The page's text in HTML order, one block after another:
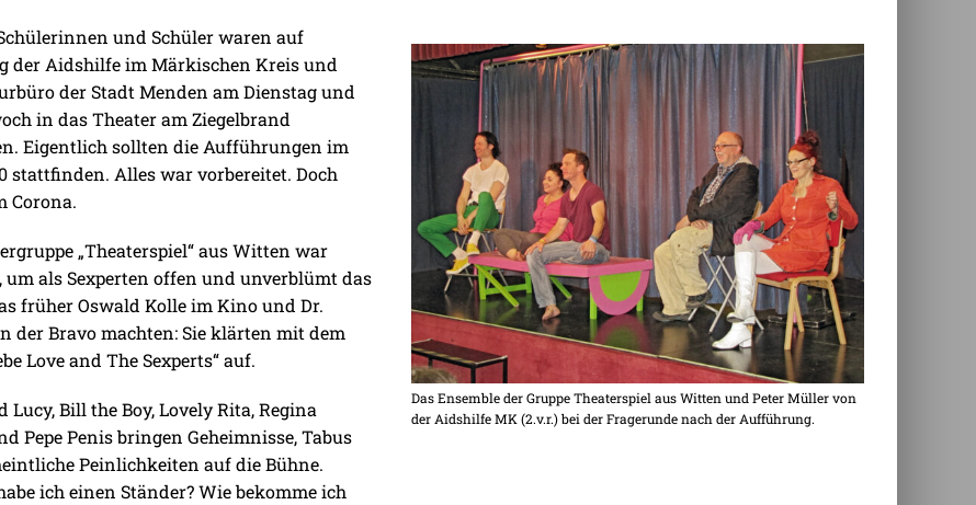
und Schüler waren auf
der Aidshilfe im Märkischen Kreis und
der Stadt Menden am Dienstag und
in das Theater am Ziegelbrand
Eigentlich sollten die Aufführungen im
stattfinden. Alles war vorbereitet. Doch
Corona.
„Theaterspiel“ aus Witten war
um als Sexperten offen und unverblümt das
früher Oswald Kolle im Kino und Dr.
der Bravo machten: Sie klärten mit dem
Love and The Sexperts“ auf.
Lucy, Bill the Boy, Lovely Rita, Regina
Pepe Penis bringen Geheimnisse, Tabus
Peinlichkeiten auf die Bühne.
ich einen Ständer? Wie bekomme ich
Das Ensemble der Gruppe Theaterspiel aus Witten und Peter Müller von
der Aidshilfe MK (2.v.r.) bei der Fragerunde nach der Aufführung.